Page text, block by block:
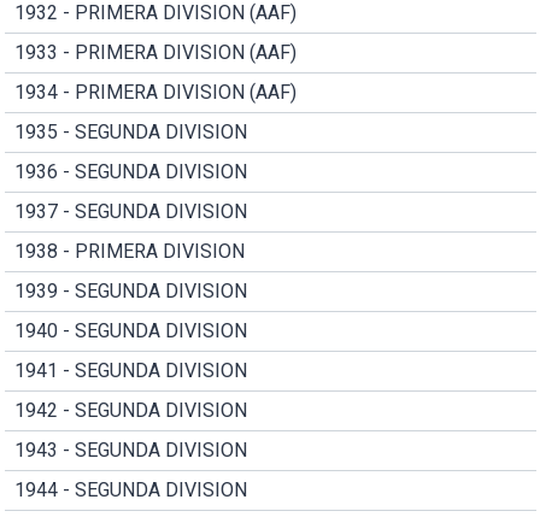
1932 - PRIMERA DIVISION (AAF)
1933 - PRIMERA DIVISION (AAF)
1934 - PRIMERA DIVISION (AAF)
1935 - SEGUNDA DIVISION
1936 - SEGUNDA DIVISION
1937 - SEGUNDA DIVISION
1938 - PRIMERA DIVISION
1939 - SEGUNDA DIVISION
1940 - SEGUNDA DIVISION
1941 - SEGUNDA DIVISION
1942 - SEGUNDA DIVISION
1943 - SEGUNDA DIVISION
1944 - SEGUNDA DIVISION